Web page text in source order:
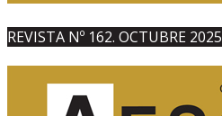
REVISTA Nº 162. OCTUBRE 2025